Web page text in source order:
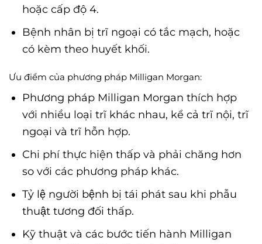
hoặc cấp độ 4.
Bệnh nhân bị trĩ ngoại có tắc mạch, hoặc
có kèm theo huyết khối.
Ưu điểm của phương pháp Milligan Morgan:
Phương pháp Milligan Morgan thích hợp
với nhiều loại trĩ khác nhau, kể cả trĩ nội, trĩ
ngoại và trĩ hỗn hợp.
Chi phí thực hiện thấp và phải chăng hơn
so với các phương pháp khác.
Tỷ lệ người bệnh bị tái phát sau khi phẫu
thuật tương đối thấp.
Kỹ thuật và các bước tiến hành Milligan